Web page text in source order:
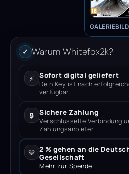
✓ Warum Whitefox2k?
⚡ Sofort digital geliefert
Dein Key ist nach
verfügbar.
🔒 Sichere Zahlung
Verschlüsselte Verbindung
Zahlungsanbieter.
💙 2 % gehen an die
Gesellschaft
Mehr zur Spende